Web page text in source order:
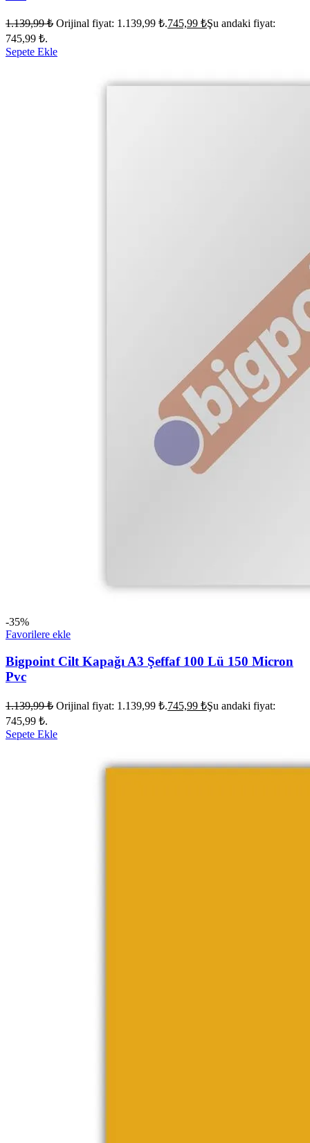
1.139,99₺ Orijinal fiyat: 1.139,99 ₺.745,99 ₺Şu andaki fiyat:
745,99 ₺.
Sepete Ekle
-35%
Favorilere ekle
Bigpoint Cilt Kapağı A3 Şeffaf 100 Lü 150 Micron
Pvc
1.139,99₺ Orijinal fiyat: 1.139,99 ₺.745,99 ₺Şu andaki fiyat:
745,99 ₺.
Sepete Ekle